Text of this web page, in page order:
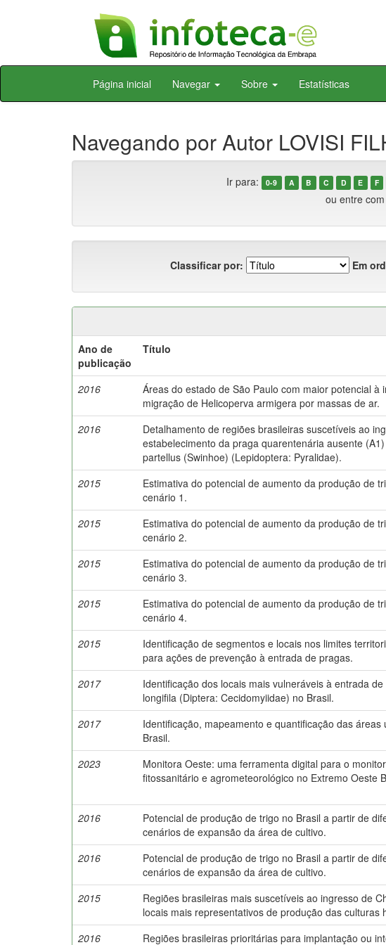
Skip
Página inicial Navegar Sobre Estatísticas
Navegando por Autor LOVISI
Ir para: 0-9 A B C D E F
ou entre
Classificar por: Em
Ano de
publicação
Título
2016
Áreas do estado de São Paulo com maior potencial à
migração de Helicoperva armigera por massas de ar.
2016
Detalhamento de regiões brasileiras suscetíveis ao
estabelecimento da praga quarentenária ausente
partellus (Swinhoe) (Lepidoptera: Pyralidae).
2015
Estimativa do potencial de aumento da produção de
cenário 1.
2015
Estimativa do potencial de aumento da produção de
cenário 2.
2015
Estimativa do potencial de aumento da produção de
cenário 3.
2015
Estimativa do potencial de aumento da produção de
cenário 4.
2015
Identificação de segmentos e locais nos limites
para ações de prevenção à entrada de pragas.
2017
Identificação dos locais mais vulneráveis à entrada
longifila (Diptera: Cecidomyiidae) no Brasil.
2017
Identificação, mapeamento e quantificação das áreas
Brasil.
2023
Monitora Oeste: uma ferramenta digital para o
fitossanitário e agrometeorológico no Extremo Oeste
2016
Potencial de produção de trigo no Brasil a partir de
cenários de expansão da área de cultivo.
2016
Potencial de produção de trigo no Brasil a partir de
cenários de expansão da área de cultivo.
2015
Regiões brasileiras mais suscetíveis ao ingresso de
locais mais representativos de produção das culturas
2016
Regiões brasileiras prioritárias para implantação ou